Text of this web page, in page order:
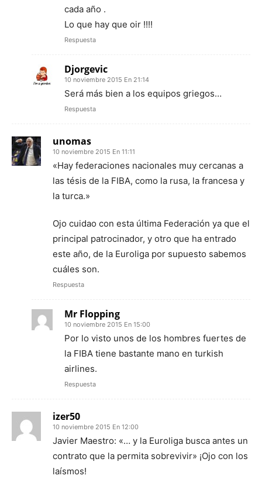
cada año .
Lo que hay que oir !!!!
Respuesta
Djorgevic
10 noviembre 2015 En 21:14
Será más bien a los equipos griegos…
Respuesta
unomas
10 noviembre 2015 En 11:11
«Hay federaciones nacionales muy cercanas a
las tésis de la FIBA, como la rusa, la francesa y
la turca.»
Ojo cuidao con esta última Federación ya que el
principal patrocinador, y otro que ha entrado
este año, de la Euroliga por supuesto sabemos
cuáles son.
Respuesta
Mr Flopping
10 noviembre 2015 En 15:00
Por lo visto unos de los hombres fuertes de
la FIBA tiene bastante mano en turkish
airlines.
Respuesta
izer50
10 noviembre 2015 En 12:00
Javier Maestro: «… y la Euroliga busca antes un
contrato que la permita sobrevivir» ¡Ojo con los
laísmos!